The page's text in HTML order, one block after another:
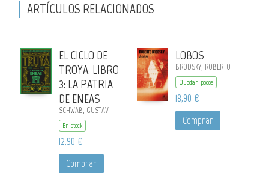
ARTÍCULOS RELACIONADOS
EL CICLO DE
TROYA. LIBRO
3: LA PATRIA
DE ENEAS
SCHWAB, GUSTAV
En stock
12,90 €
Comprar
LOBOS
BRODSKY, ROBERTO
Quedan pocos
18,90 €
Comprar